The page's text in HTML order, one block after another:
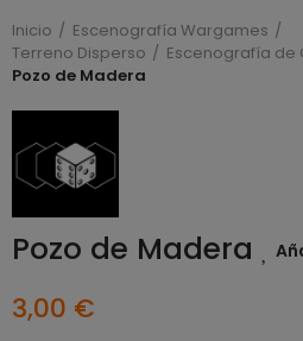
Inicio
Escenografía Wargames
Terreno Disperso
Escenografía de
Pozo de Madera
Pozo de Madera
3,00 €